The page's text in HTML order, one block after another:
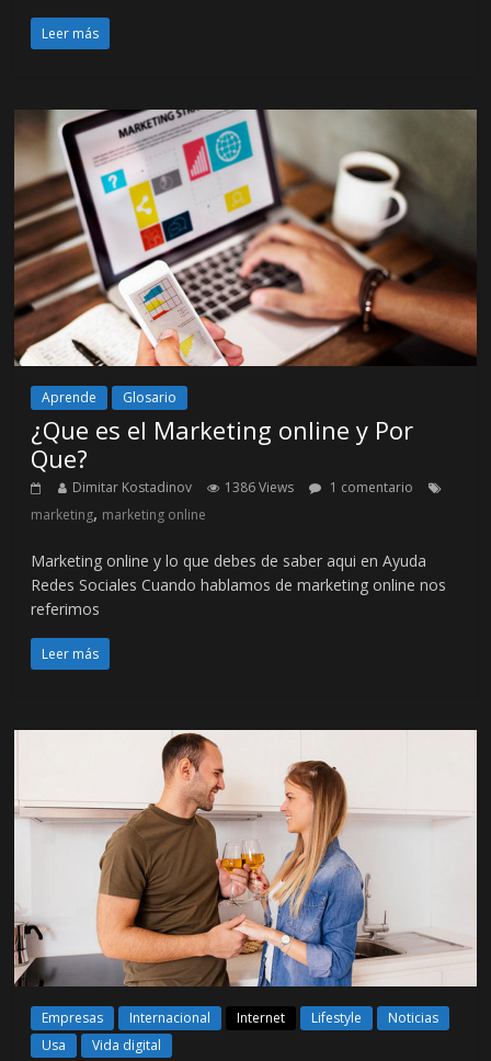
Leer más
Aprende Glosario
¿Que es el Marketing online y Por
Que?
Dimitar Kostadinov 1386 Views
1 comentario
marketing, marketing online
Marketing online y lo que debes de saber aqui en Ayuda
Redes Sociales Cuando hablamos de marketing online nos
referimos
Leer más
Empresas Internacional Internet Lifestyle
Noticias
Usa
Vida digital